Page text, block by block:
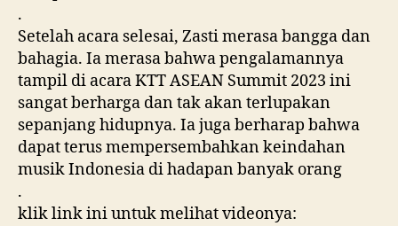
.
Setelah acara selesai, Zasti merasa bangga dan
bahagia. Ia merasa bahwa pengalamannya
tampil di acara KTT ASEAN Summit 2023 ini
sangat berharga dan tak akan terlupakan
sepanjang hidupnya. Ia juga berharap bahwa
dapat terus mempersembahkan keindahan
musik Indonesia di hadapan banyak orang
.
klik link ini untuk melihat videonya: